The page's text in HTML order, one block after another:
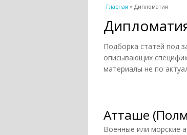
Вы здесь
Главная » Дипломатия
Подборка статей под
описывающих
материалы не по
Атташе
Военные или морские